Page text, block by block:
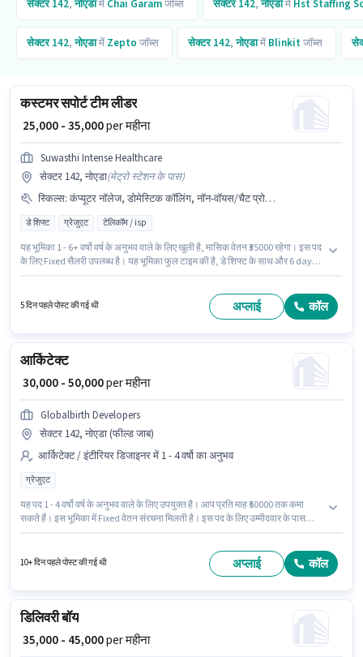
सेक्टर 142,नोएडामें Chai Garamजॉब्स सेक्टर 142,नोएडामें Hst Staffing
सेक्टर 142,नोएडामें Zepto जॉब्स सेक्टर 142,नोएडामें Blinkitजॉब्स
कस्टमर सपोर्ट टीम लीडर
₹ 25,000 - 35,000per महीना
Suwasthi Intense Healthcare
सेक्टर 142, नोएडा(मेट्रो स्टेशन के पास)
स्किल्स: कंप्यूटर नॉलेज, डोमेस्टिक कॉलिंग, नॉन-वॉयस/चैट प्रोसेस, क्वेरी रेसोल्युशन
डे शिफ्ट ग्रेजुएट टेलिकॉम / isp
यह भूमिका 1 - 6+ वर्षो वर्ष के अनुभव वाले के लिए खुली है, मासिक वेतन ₹35000 रहेगा। इस पद
के लिए Fixed सैलरी उपलब्ध है। यह भूमिका फुल टाइम की है, डे शिफ्ट के साथ और 6 days
Intense Healthcare में ग्राहक सहायता / टेलीकॉलर श्रेणी में कस्टमर सपोर्ट टीम लीडर के
रूप में जुड़ें। इस पद के लिए उम्मीदवार के पास ग्रेजुएट डिग्री/सर्टिफिकेट होना अनिवार्य है।
5 दिन पहले पोस्ट की गई थी अप्लाई कॉल
आर्किटेक्ट
₹ 30,000 - 50,000per महीना
Globalbirth Developers
सेक्टर 142, नोएडा (फील्ड जाब)
आर्किटेक्ट / इंटीरियर डिजाइनर में 1 - 4 वर्षो का अनुभव
ग्रेजुएट
यह पद 1 - 4 वर्षो वर्ष के अनुभव वाले के लिए उपयुक्त है। आप प्रति माह ₹50000 तक कमा
सकते हैं। इस भूमिका में Fixed वेतन संरचना मिलती है। इस पद के लिए उम्मीदवार के पास
इंटीरियर डिजाइनर श्रेणी में आर्किटेक्ट के रूप में जुड़ें।
10+ दिन पहले पोस्ट की गई थी अप्लाई कॉल
डिलिवरी बॉय
₹ 35,000 - 45,000per महीना